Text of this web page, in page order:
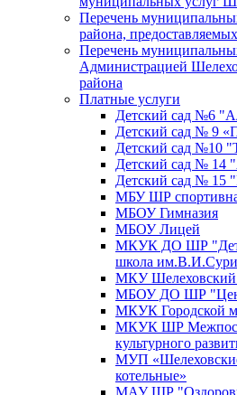
Перечень
района,
Перечень
Администрацией
района
Платные услуги
Детский сад №6
Детский сад № 9
Детский сад №10
Детский сад № 14
Детский сад № 15
МБУ ШР
МБОУ Гимназия
МБОУ Лицей
МКУК ДО ШР
школа
МКУ Шелеховский
МБОУ ДО ШР
МКУК Городской
МКУК ШР
культурного
МУП
котельные»
МАУ ШР